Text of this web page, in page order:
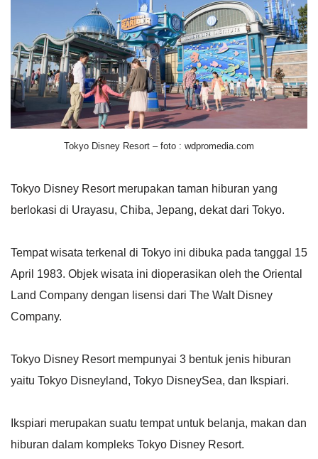
Tokyo Disney Resort – foto : wdpromedia.com
Tokyo Disney Resort merupakan taman hiburan yang
berlokasi di Urayasu, Chiba, Jepang, dekat dari Tokyo.
Tempat wisata terkenal di Tokyo ini dibuka pada tanggal 15
April 1983. Objek wisata ini dioperasikan oleh the Oriental
Land Company dengan lisensi dari The Walt Disney
Company.
Tokyo Disney Resort mempunyai 3 bentuk jenis hiburan
yaitu Tokyo Disneyland, Tokyo DisneySea, dan Ikspiari.
Ikspiari merupakan suatu tempat untuk belanja, makan dan
hiburan dalam kompleks Tokyo Disney Resort.